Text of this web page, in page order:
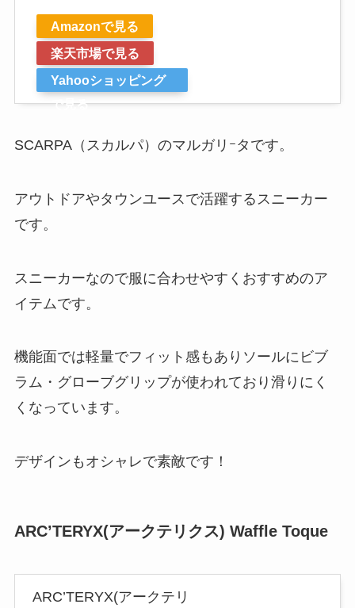
Amazonで見る
楽天市場で見る
Yahooショッピング
で見る
SCARPA（スカルパ）のマルガリｰタです。
アウトドアやタウンユースで活躍するスニーカー
です。
スニーカーなので服に合わせやすくおすすめのア
イテムです。
機能面では軽量でフィット感もありソールにビブ
ラム・グローブグリップが使われており滑りにく
くなっています。
デザインもオシャレで素敵です！
ARC’TERYX(アークテリクス) Waffle Toque
ARC’TERYX(アークテリ